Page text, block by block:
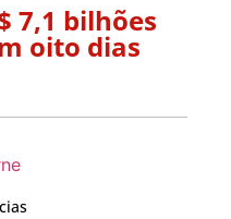
7,1 bilhões
oito dias